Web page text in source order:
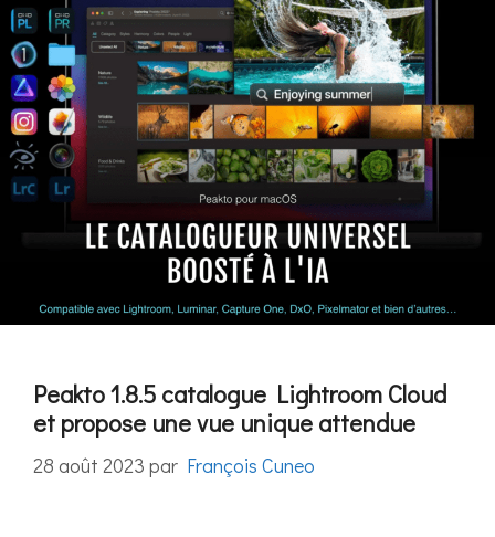
Peakto 1.8.5 catalogue Lightroom Cloud
et propose une vue unique attendue
28 août 2023 par François Cuneo